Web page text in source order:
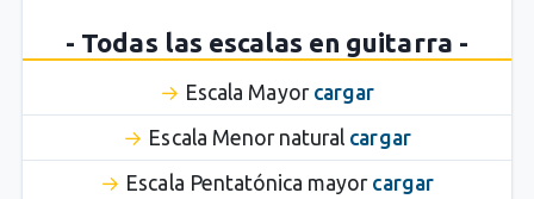
- Todas las escalas en guitarra -
Escala Mayor cargar
Escala Menor natural cargar
Escala Pentatónica mayor cargar